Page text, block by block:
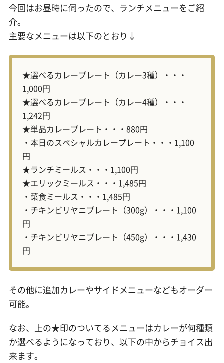
今回はお昼時に伺ったので、ランチメニューをご紹
介。
主要なメニューは以下のとおり↓
★選べるカレープレート（カレー3種）・・・
1,000円
★選べるカレープレート（カレー4種）・・・
1,242円
★単品カレープレート・・・880円
・本日のスペシャルカレープレート・・・1,100
円
★ランチミールス・・・1,100円
★エリックミールス・・・1,485円
・菜食ミールス・・・1,485円
・チキンビリヤニプレート（300g）・・・1,100
円
・チキンビリヤニプレート（450g）・・・1,430
円
その他に追加カレーやサイドメニューなどもオーダー
可能。
なお、上の★印のついてるメニューはカレーが何種類
か選べるようになっており、以下の中からチョイス出
来ます。